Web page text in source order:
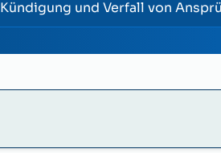
Kündigung und Verfall von